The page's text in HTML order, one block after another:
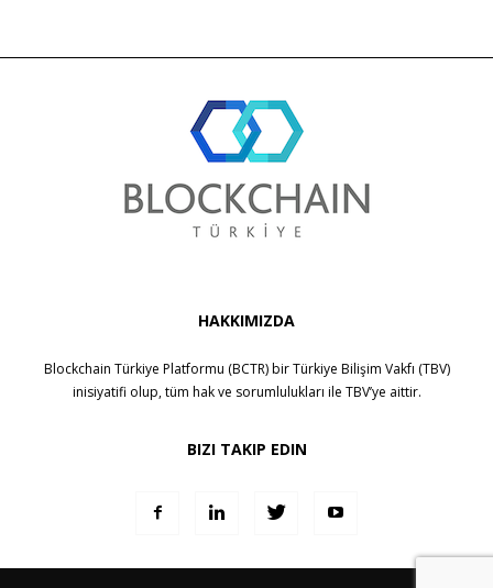
HAKKIMIZDA
Blockchain Türkiye Platformu (BCTR) birTürkiye Bilişim Vakfı (TBV)
inisiyatifi olup, tüm hak ve sorumlulukları ile TBV’ye aittir.
BIZI TAKIP EDIN